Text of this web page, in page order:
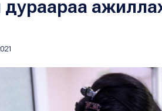
дураараа